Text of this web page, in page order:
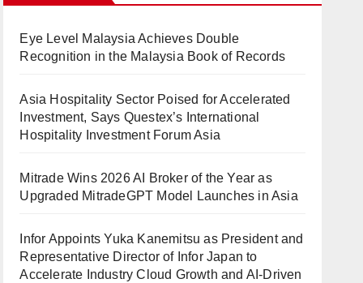
Eye Level Malaysia Achieves Double
Recognition in the Malaysia Book of Records
Asia Hospitality Sector Poised for Accelerated
Investment, Says Questex’s International
Hospitality Investment Forum Asia
Mitrade Wins 2026 AI Broker of the Year as
Upgraded MitradeGPT Model Launches in Asia
Infor Appoints Yuka Kanemitsu as President and
Representative Director of Infor Japan to
Accelerate Industry Cloud Growth and AI-Driven